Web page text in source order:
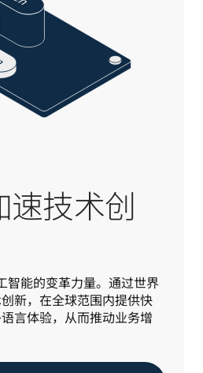
速技术创
智能的变革力量。通过世界
新，在全球范围内提供快
言体验，从而推动业务增